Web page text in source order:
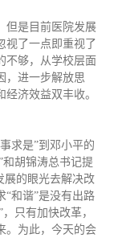
但是目前医院发展
视了一点即重视了
不够，从学校层面
，进一步解放思
济效益双丰收。
求是”到邓小平的
和胡锦涛总书记提
展的眼光去解决改
“和谐”是没有出路
只有加快改革，
。为此，今天的会